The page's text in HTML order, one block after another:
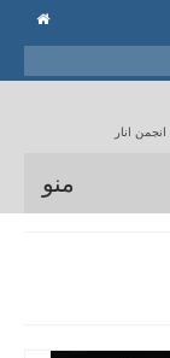
انار
منو